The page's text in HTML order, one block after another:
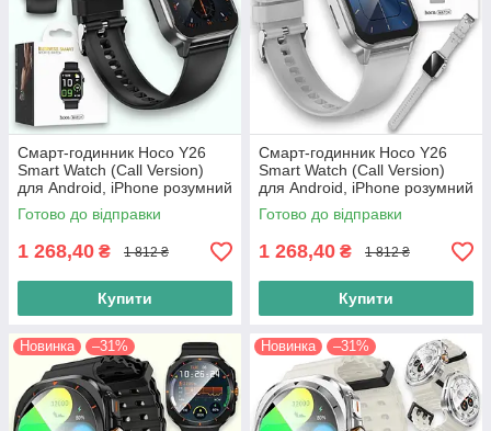
Смарт-годинник Hoco Y26
Smart Watch (Call Version)
для Android, iPhone розумний
годинник телефон з
функцією дзвінка чорний
Готово до відправки
1 268,40 ₴ 1 812 ₴
Купити
Смарт-годинник Hoco Y26
Smart Watch (Call Version)
для Android, iPhone розумний
годинник телефон з
функцією дзвінка
Готово до відправки
1 268,40 ₴ 1 812 ₴
Купити
Новинка –31% Новинка –31%